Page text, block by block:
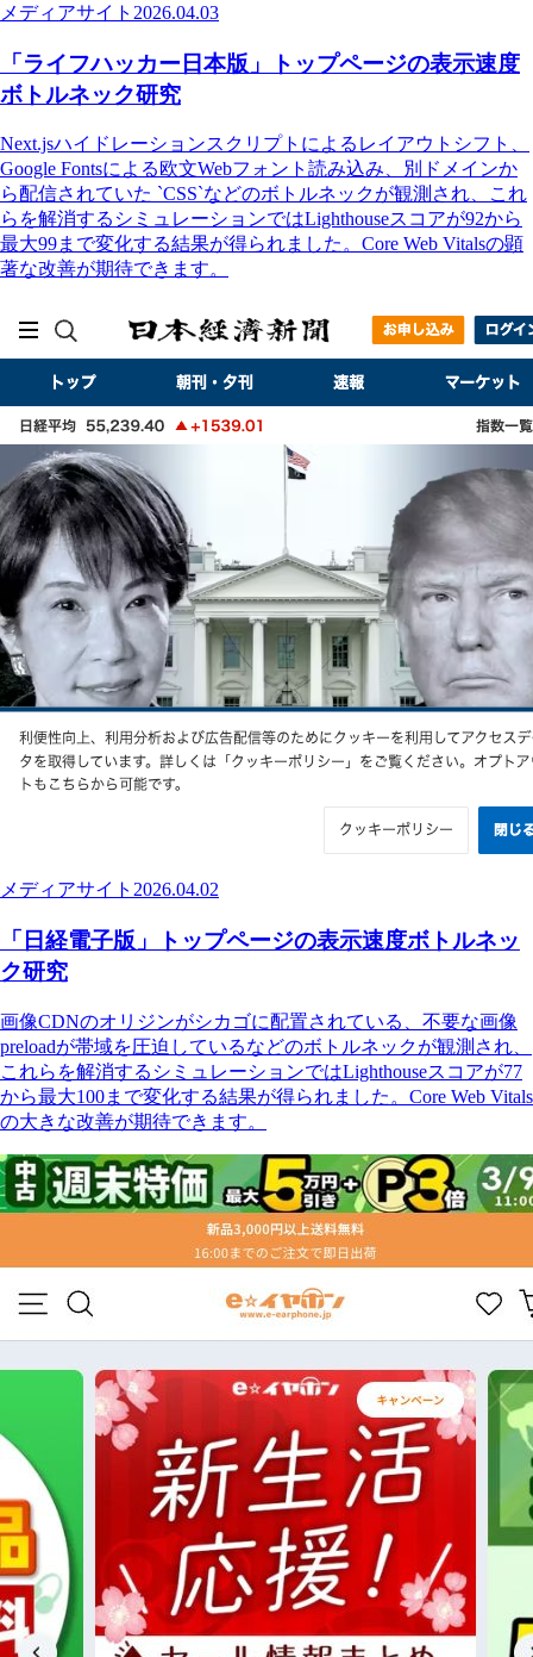
メディアサイト 2026.04.03
「ライフハッカー日本版」トップページの表示速度
ボトルネック研究
Next.jsハイドレーションスクリプトによるレイアウトシフト、
Google Fontsによる欧文Webフォント読み込み、別ドメインか
ら配信されていた `CSS`などのボトルネックが観測され、これ
らを解消するシミュレーションではLighthouseスコアが92から
最大99まで変化する結果が得られました。Core Web Vitalsの顕
著な改善が期待できます。
メディアサイト 2026.04.02
「日経電子版」トップページの表示速度ボトルネッ
ク研究
画像CDNのオリジンがシカゴに配置されている、不要な画像
preloadが帯域を圧迫しているなどのボトルネックが観測され、
これらを解消するシミュレーションではLighthouseスコアが77
から最大100まで変化する結果が得られました。Core Web Vitals
の大きな改善が期待できます。